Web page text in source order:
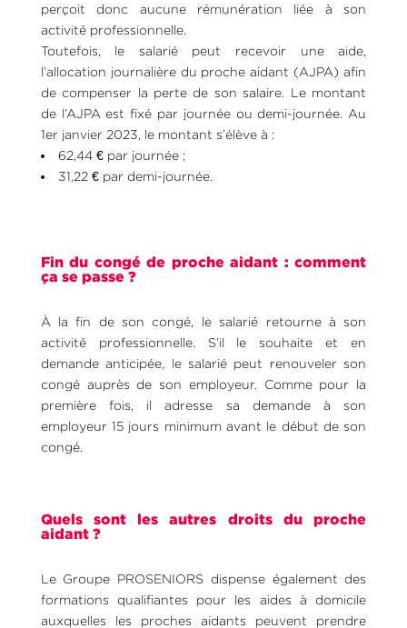
perçoit donc aucune rémunération liée à son
activité professionnelle.
Toutefois, le salarié peut recevoir une aide,
l’allocation journalière du proche aidant (AJPA) afin
de compenser la perte de son salaire. Le montant
de l’AJPA est fixé par journée ou demi-journée. Au
1er janvier 2023, le montant s’élève à :
62,44 € par journée ;
31,22 € par demi-journée.
Fin du congé de proche aidant : comment
ça se passe ?
À la fin de son congé, le salarié retourne à son
activité professionnelle. S’il le souhaite et en
demande anticipée, le salarié peut renouveler son
congé auprès de son employeur. Comme pour la
première fois, il adresse sa demande à son
employeur 15 jours minimum avant le début de son
congé.
Quels sont les autres droits du proche
aidant ?
Le Groupe PROSENIORS dispense également des
formations qualifiantes pour les aides à domicile
auxquelles les proches aidants peuvent prendre